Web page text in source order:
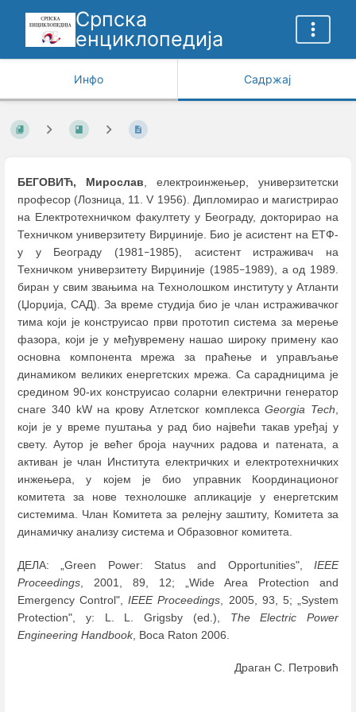
Српска
енциклопедија
Инфо Садржај
БЕГОВИЋ, Мирослав, електроинжењер, универзитетски
професор (Лозница, 11. V 1956). Дипломирао и магистрирао
на Електротехничком факултету у Београду, докторирао на
Техничком универзитету Вирџиније. Био је асистент на ЕТФ-
у у Београду (1981–1985), асистент истраживач на
Техничком универзитету Вирџиније (1985–1989), а од 1989.
биран у свим звањима на Технолошком институту у Атланти
(Џорџија, САД). За време студија био је члан истраживачког
тима који је конструисао први прототип система за мерење
фазора, који је у међувремену нашао широку примену као
основна компонента мрежа за праћење и управљање
динамиком великих енергетских мрежа. Са сарадницима је
средином 90-их конструисао соларни електрични генератор
снаге 340 kW на крову Атлетског комплексаGeorgia Tech,
који је у време пуштања у рад био највећи такав уређај у
свету. Аутор је већег броја научних радова и патената, а
активан је члан Института електричких и електротехничких
инжењера, у којем је био управник Координационог
комитета за нове технолошке апликације у енергетским
системима. Члан Комитета за релејну заштиту, Комитета за
динамичку анализу система и Образовног комитета.
ДЕЛА: „Green Power: Status and Opportunities", IEEE
Proceedings , 2001, 89, 12; „Wide Area Protection and
Emergency Control",IEEE Proceedings , 2005, 93, 5; „System
Protection", у: L. L. Grigsby (ed.), The Electric Power
Engineering Handbook, Boca Raton 2006.
Драган С. Петровић